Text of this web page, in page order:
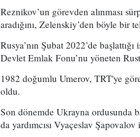
Reznikov’un görevden alınması
aradığını, Zelenskiy’den böyle bir
Rusya’nın Şubat 2022’de
Devlet Emlak Fonu’nu yöneten
1982 doğumlu Umerov, TRT'ye
oldu.
Son dönemde Ukrayna ordusunda
da yardımcısı Vyaçeslav